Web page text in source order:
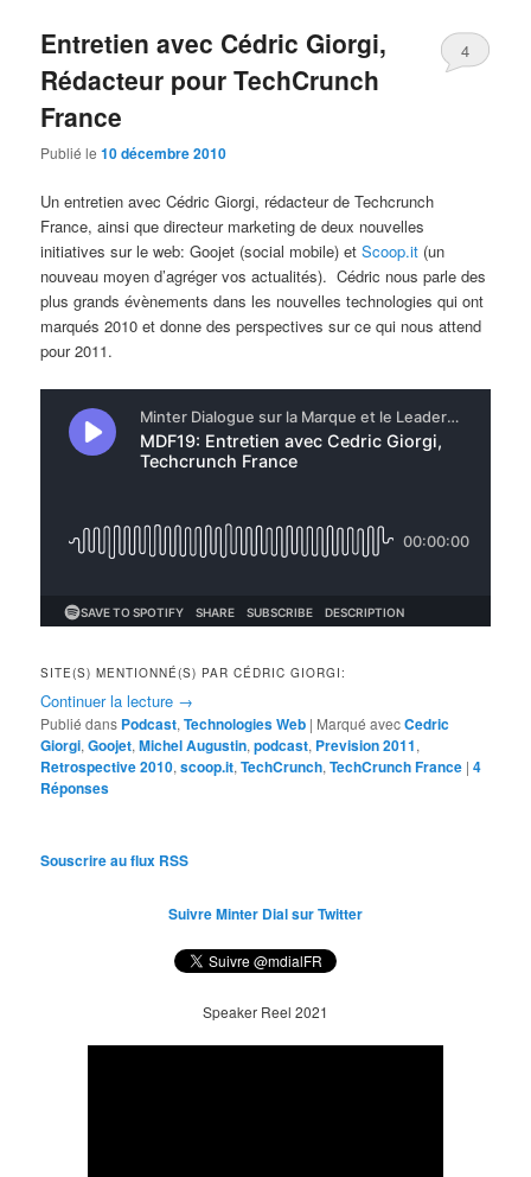
Entretien avec Cédric Giorgi,
Rédacteur pour TechCrunch
France
Publié le10 décembre 2010
4
Un entretien avec Cédric Giorgi, rédacteur de Techcrunch
France, ainsi que directeur marketing de deux nouvelles
initiatives sur le web: Goojet (social mobile) etScoop.it (un
nouveau moyen d’agréger vos actualités). Cédric nous parle des
plus grands évènements dans les nouvelles technologies qui ont
marqués 2010 et donne des perspectives sur ce qui nous attend
pour 2011.
SITE(S) MENTIONNÉ(S) PAR CÉDRIC GIORGI:
Continuer la lecture →
Publié dans Podcast,Technologies Web | Marqué avecCedric
Giorgi,Goojet,Michel Augustin,podcast, Prevision 2011,
Retrospective 2010,scoop.it,TechCrunch,TechCrunch France |4
Réponses
Souscrire au flux RSS
Suivre Minter Dial sur Twitter
Speaker Reel 2021